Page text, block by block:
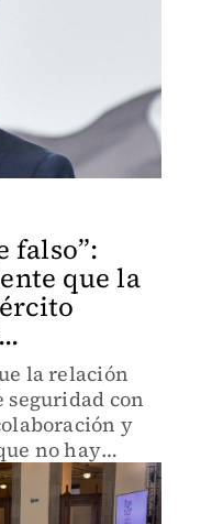
falso”:
que la
la relación
seguridad con
y
no hay
estadunidense
dentro del